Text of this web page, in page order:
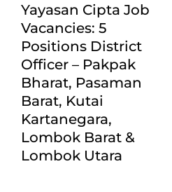
Yayasan Cipta Job
Vacancies: 5
Positions District
Officer – Pakpak
Bharat, Pasaman
Barat, Kutai
Kartanegara,
Lombok Barat &
Lombok Utara